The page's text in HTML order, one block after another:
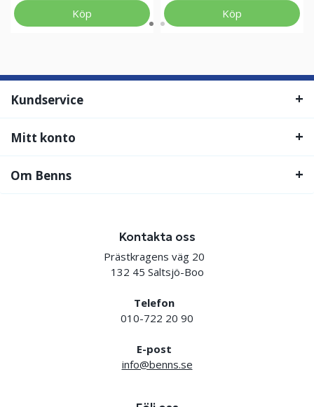
Köp Köp
Kundservice
Mitt konto
Om Benns
Kontakta oss
Prästkragens väg 20
132 45 Saltsjö-Boo
Telefon
010-722 20 90
E-post
info@benns.se